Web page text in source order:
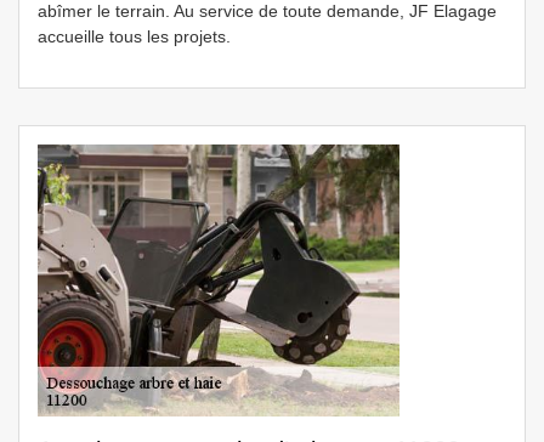
abîmer le terrain. Au service de toute demande, JF Elagage
accueille tous les projets.